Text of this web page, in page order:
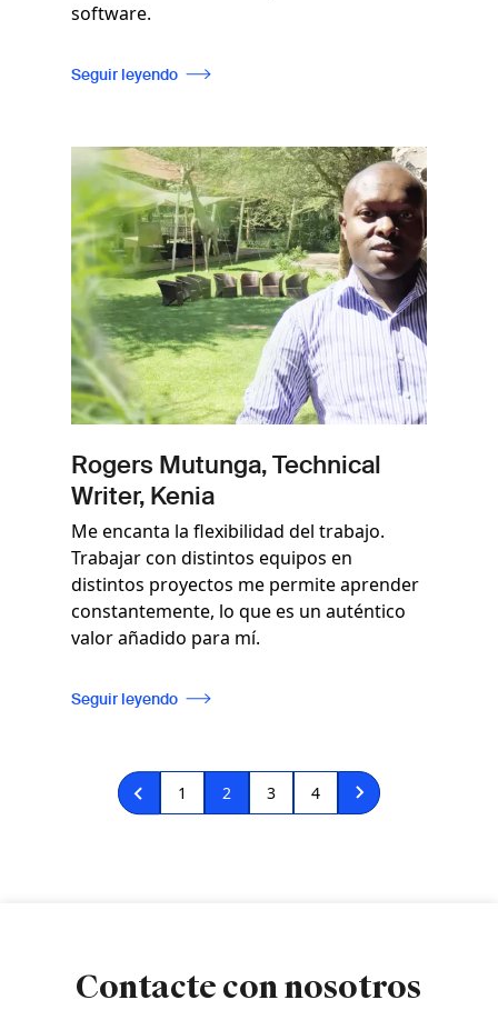
software.
Seguir leyendo
Imagen
Rogers Mutunga, Technical
Writer, Kenia
Me encanta la flexibilidad del trabajo.
Trabajar con distintos equipos en
distintos proyectos me permite aprender
constantemente, lo que es un auténtico
valor añadido para mí.
Seguir leyendo
PaginaciónPágina
1
Página
actual
2 Página
3 Página
4
Contacte con nosotros